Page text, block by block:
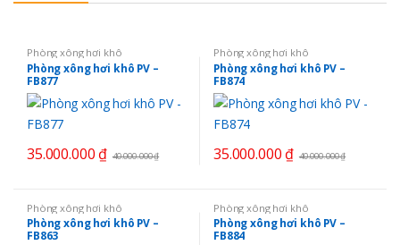
Phòng xông hơi khô
Phòng xông hơi khô PV –
FB877
35.000.000 ₫ 40.000.000₫
Phòng xông hơi khô
Phòng xông hơi khô PV –
FB874
35.000.000 ₫ 40.000.000₫
Phòng xông hơi khô
Phòng xông hơi khô PV –
FB863
Phòng xông hơi khô
Phòng xông hơi khô PV –
FB884